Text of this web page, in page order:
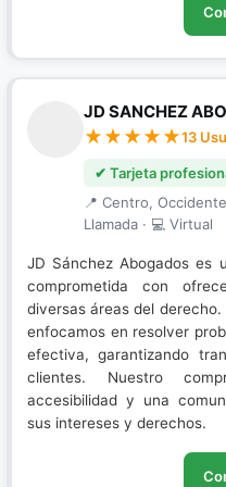
JD SANCHEZ
13
✔ Tarjeta
📍 Centro,
Llamada · 💻 Virtual
JD Sánchez Abogados es
comprometida con
diversas áreas del
enfocamos en resolver
efectiva, garantizando
clientes. Nuestro
accesibilidad y una
sus intereses y derechos.